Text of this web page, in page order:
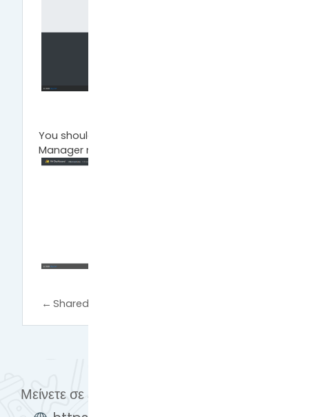
You should be able to use Infrastructure
Manager now!
← Shared drive
Μείνετε σε επαφή